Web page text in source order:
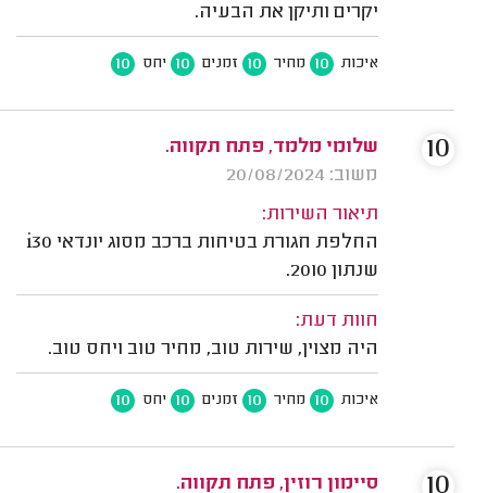
יקרים ותיקן את הבעיה.
איכות 10 מחיר 10 זמנים 10 יחס 10
שלומי מלמד, פתח תקווה.
משוב: 20/08/2024
תיאור השירות:
החלפת חגורת בטיחות ברכב מסוג יונדאי i30
שנתון 2010.
חוות דעת:
היה מצוין, שירות טוב, מחיר טוב ויחס טוב.
איכות 10 מחיר 10 זמנים 10 יחס 10
10
סיימון רוזין, פתח תקווה.
10